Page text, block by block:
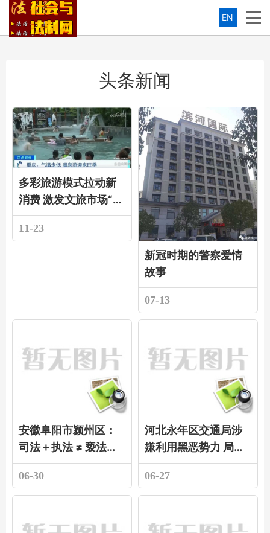
EN
头条新闻
多彩旅游模式拉动新
消费 激发文旅市场“新
新”向荣
11-23
新冠时期的警察爱情
故事
07-13
安徽阜阳市颍州区：
司法＋执法 ≠ 亵法＋
枉法
06-30
河北永年区交通局涉
嫌利用黑恶势力 局长
聚集二百余人霸占民
营驾校
06-27